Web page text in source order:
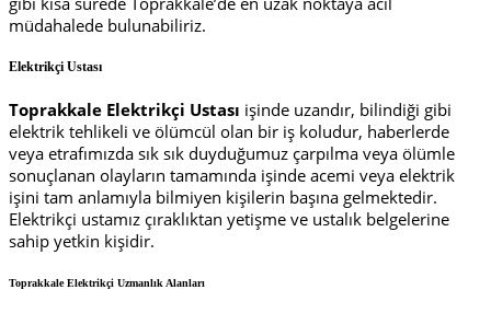
müdahalede bulunabiliriz.
Elektrikçi Ustası
Toprakkale Elektrikçi Ustası işinde uzandır, bilindiği gibi
elektrik tehlikeli ve ölümcül olan bir iş koludur, haberlerde
veya etrafımızda sık sık duyduğumuz çarpılma veya ölümle
sonuçlanan olayların tamamında işinde acemi veya elektrik
işini tam anlamıyla bilmiyen kişilerin başına gelmektedir.
Elektrikçi ustamız çıraklıktan yetişme ve ustalık belgelerine
sahip yetkin kişidir.
Toprakkale Elektrikçi Uzmanlık Alanları